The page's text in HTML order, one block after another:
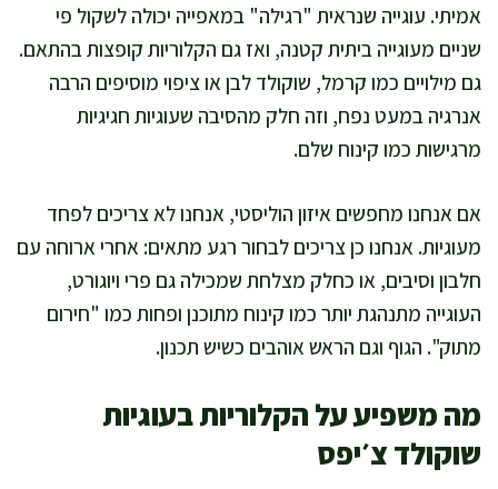
אמיתי. עוגייה שנראית "רגילה" במאפייה יכולה לשקול פי
שניים מעוגייה ביתית קטנה, ואז גם הקלוריות קופצות בהתאם.
גם מילויים כמו קרמל, שוקולד לבן או ציפוי מוסיפים הרבה
אנרגיה במעט נפח, וזה חלק מהסיבה שעוגיות חגיגיות
מרגישות כמו קינוח שלם.
אם אנחנו מחפשים איזון הוליסטי, אנחנו לא צריכים לפחד
מעוגיות. אנחנו כן צריכים לבחור רגע מתאים: אחרי ארוחה עם
חלבון וסיבים, או כחלק מצלחת שמכילה גם פרי ויוגורט,
העוגייה מתנהגת יותר כמו קינוח מתוכנן ופחות כמו "חירום
מתוק". הגוף וגם הראש אוהבים כשיש תכנון.
מה משפיע על הקלוריות בעוגיות
שוקולד צ׳יפס